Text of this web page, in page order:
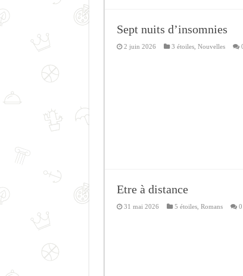
Sept nuits d’insomnies
2 juin 2026 3 étoiles, Nouvelles
Etre à distance
31 mai 2026 5 étoiles, Romans 0